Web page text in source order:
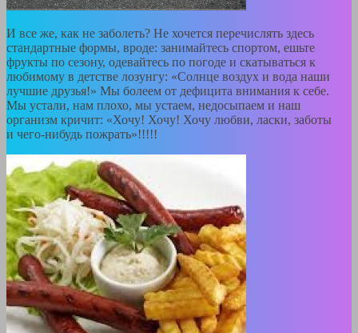
И все же, как не заболеть? Не хочется перечислять здесь
стандартные формы, вроде: занимайтесь спортом, ешьте
фрукты по сезону, одевайтесь по погоде и скатываться к
любимому в детстве лозунгу: «Солнце воздух и вода наши
лучшие друзья!» Мы болеем от дефицита внимания к себе.
Мы устали, нам плохо, мы устаем, недосыпаем и наш
организм кричит: «Хочу! Хочу! Хочу любви, ласки, заботы
и чего-нибудь пожрать»!!!!!